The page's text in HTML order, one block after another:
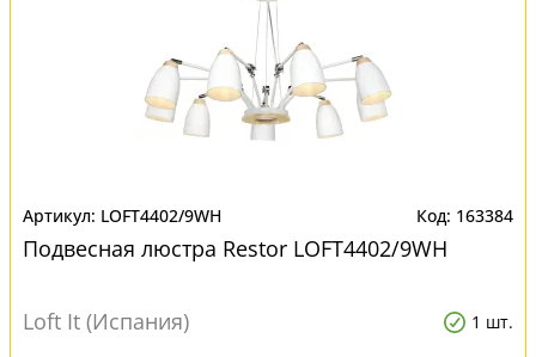
LOFT4402/9WH 163384
Подвесная люстра Restor LOFT4402/9WH
Loft It (Испания) 1 шт.